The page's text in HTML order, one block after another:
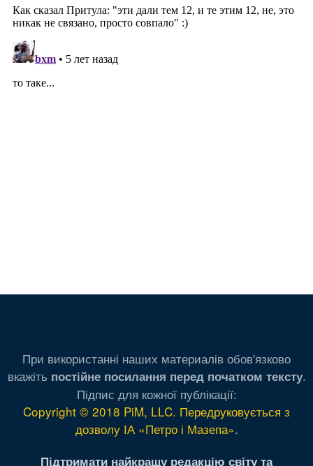
При використанні наших материалів обов'язково
вкажіть постійне посилання перед початком тексту.
Підпис для кожної публікації:
Copyright © 2018 PiM, LLC. Передруковується з
дозволу ІА «Петро і Мазепа».
Підтримати найкращу редакцію світу та